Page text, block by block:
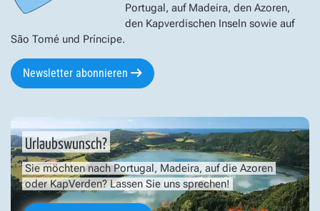
Portugal, auf Madeira, den Azoren,
den Kapverdischen Inseln sowie auf
São Tomé und Príncipe.
Newsletter abonnieren
Urlaubswunsch?
Sie möchten nach Portugal, Madeira, auf die Azoren
oder KapVerden? Lassen Sie uns sprechen!